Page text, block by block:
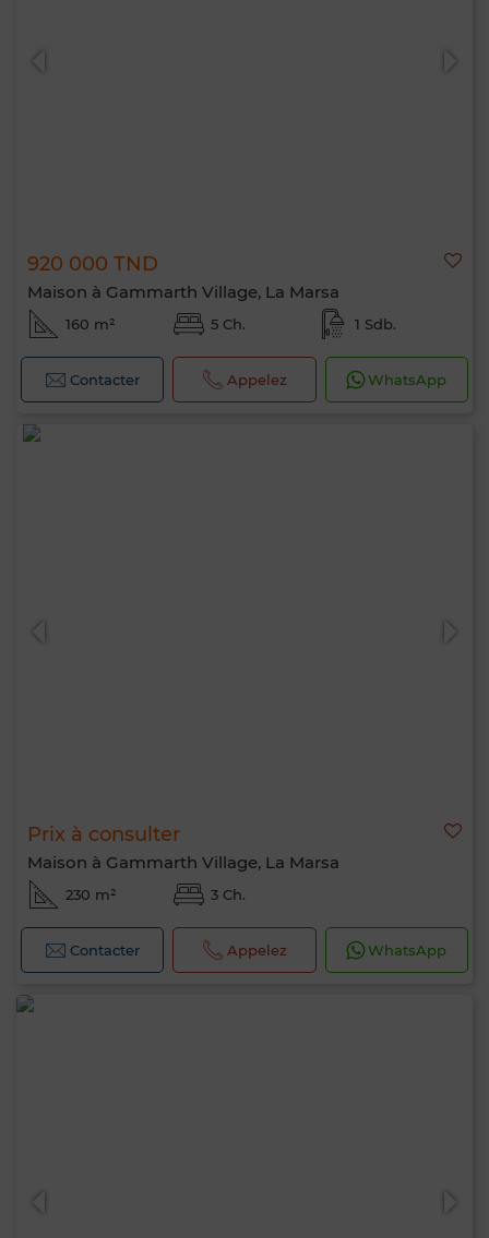
920 000 TND
Maison à Gammarth Village, La Marsa
160 m² 5 Ch. 1 Sdb.
Contacter Appelez WhatsApp
Prix à consulter
Maison à Gammarth Village, La Marsa
230 m² 3 Ch.
Contacter Appelez WhatsApp